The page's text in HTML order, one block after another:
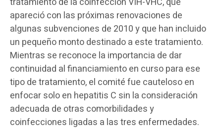
apareció con las próximas renovaciones de
algunas subvenciones de 2010 y que han incluido
un pequeño monto destinado a este tratamiento.
Mientras se reconoce la importancia de dar
continuidad al financiamiento en curso para ese
tipo de tratamiento, el comité fue cauteloso en
enfocar solo en hepatitis C sin la consideración
adecuada de otras comorbilidades y
coinfecciones ligadas a las tres enfermedades.